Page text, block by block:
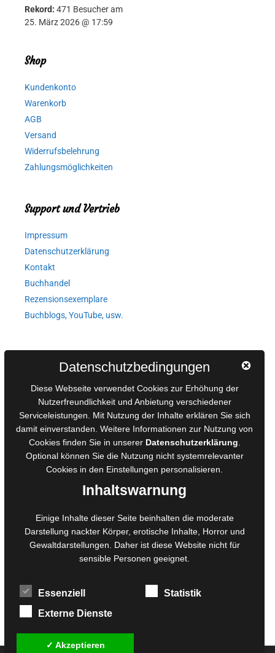
Rekord: 471 Besucher am
25. März 2026 @ 17:59
Shop
Kundenkonto
Warenkorb
AGB
Versand
Widerrufsbelehrung
Zahlungsmöglichkeiten
Support und Vertrieb
Impressum
Datenschutzerklärung
Kontakt
Buchhandel
Rezensionsexemplare
Buchblogs, YouTube, usw.
AGB für Medienprojekte
Online-Artikel
Manuskripte einreichen
Ausschreibungen
Belegexemplare
Eigenbedarfsexemplare
Foto- und Bildbearbeitung
Fotorestauration
Creative Artwork
MPS Fotografie
WordPress Support
Datenschutzbedingungen
Diese Webseite verwendet Cookies zur Erhöhung der
Nutzerfreundlichkeit und Anbietung verschiedener
Serviceleistungen. Mit Nutzung der Inhalte erklären Sie sich
damit einverstanden. Weitere Informationen zur Nutzung von
Cookies finden Sie in unserer Datenschutzerklärung
Optional können Sie die Nutzung nicht systemrelevanter
Cookies in den Einstellungen personalisieren.
Inhaltswarnung
Einige Inhalte dieser Seite beinhalten die moderate
Darstellung nackter Körper, erotische Inhalte, Horror und
Gewaltdarstellungen. Daher ist diese Website nicht für
sensible Personen geeignet.
Essenziell
Statistik
Externe Dienste
✓ Akzeptieren